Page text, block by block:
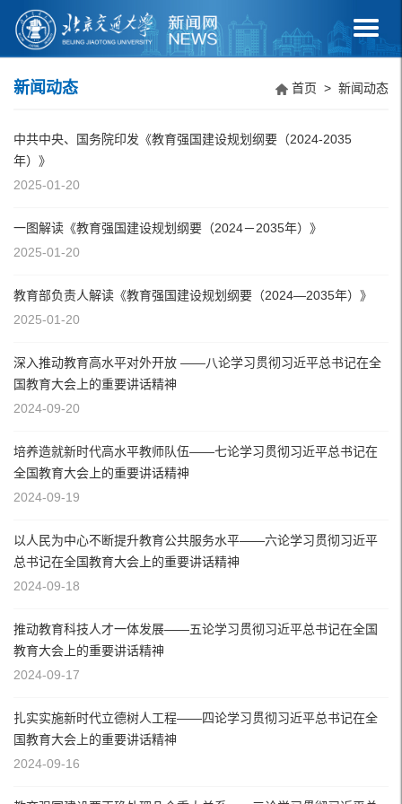
新闻动态 首页 > 新闻动态
中共中央、国务院印发《教育强国建设规划纲要（2024-2035
年）》
2025-01-20
一图解读《教育强国建设规划纲要（2024－2035年）》
2025-01-20
教育部负责人解读《教育强国建设规划纲要（2024—2035年）》
2025-01-20
深入推动教育高水平对外开放 ——八论学习贯彻习近平总书记在全
国教育大会上的重要讲话精神
2024-09-20
培养造就新时代高水平教师队伍——七论学习贯彻习近平总书记在
全国教育大会上的重要讲话精神
2024-09-19
以人民为中心不断提升教育公共服务水平——六论学习贯彻习近平
总书记在全国教育大会上的重要讲话精神
2024-09-18
推动教育科技人才一体发展——五论学习贯彻习近平总书记在全国
教育大会上的重要讲话精神
2024-09-17
扎实实施新时代立德树人工程——四论学习贯彻习近平总书记在全
国教育大会上的重要讲话精神
2024-09-16